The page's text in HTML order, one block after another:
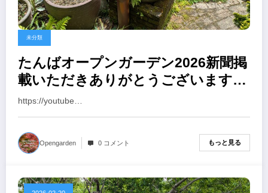
未分類
たんばオープンガーデン2026新聞掲
載いただきありがとうございます、
参加の皆様にもお庭番号札やマッ
プ。ポスターを配布完了しました。
https://youtube…
Opengarden 0 コメント もっと見る